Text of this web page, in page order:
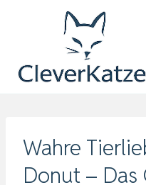
Wahre
Donut – Das